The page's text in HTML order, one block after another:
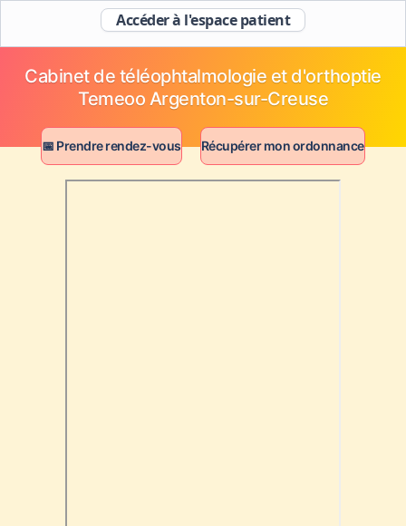
Accéder à l'espace patient
Cabinet de téléophtalmologie et d'orthoptie
Temeoo Argenton-sur-Creuse
📅 Prendre rendez-vous Récupérer mon ordonnance